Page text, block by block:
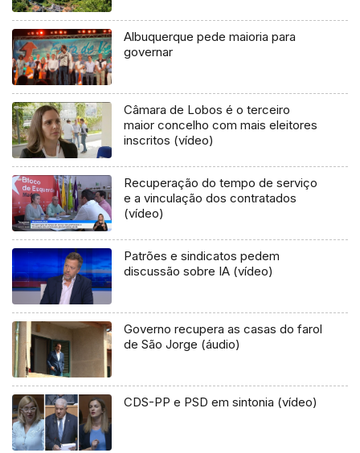
Albuquerque pede maioria para
governar
Câmara de Lobos é o terceiro
maior concelho com mais eleitores
inscritos (vídeo)
Recuperação do tempo de serviço
e a vinculação dos contratados
(vídeo)
Patrões e sindicatos pedem
discussão sobre IA (vídeo)
Governo recupera as casas do farol
de São Jorge (áudio)
CDS-PP e PSD em sintonia (vídeo)